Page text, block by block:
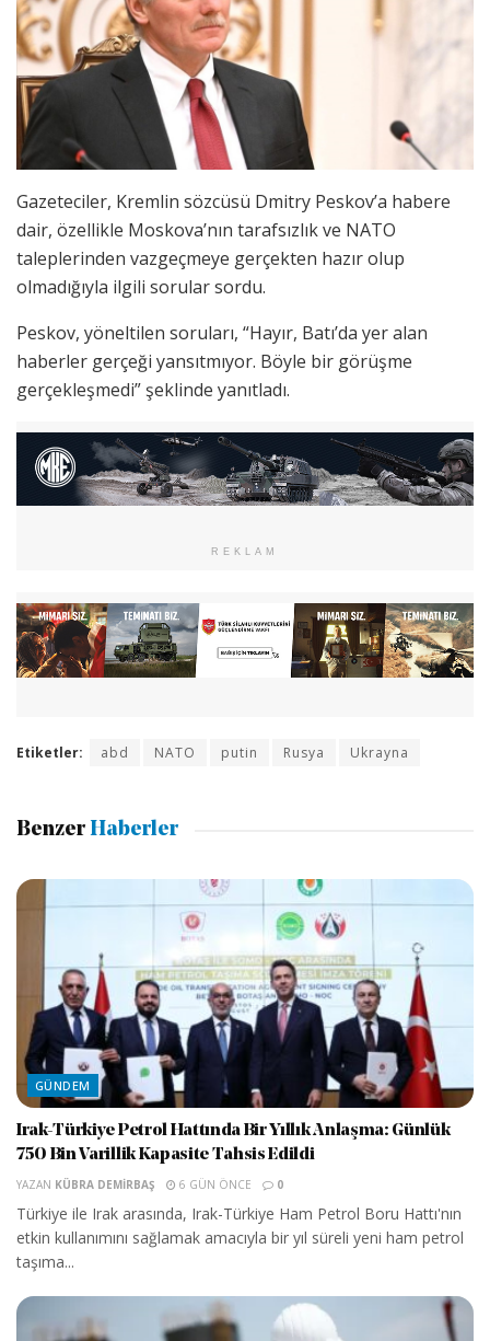
Gazeteciler, Kremlin sözcüsü Dmitry Peskov’a habere
dair, özellikle Moskova’nın tarafsızlık ve NATO
taleplerinden vazgeçmeye gerçekten hazır olup
olmadığıyla ilgili sorular sordu.
Peskov, yöneltilen soruları, “Hayır, Batı’da yer alan
haberler gerçeği yansıtmıyor. Böyle bir görüşme
gerçekleşmedi” şeklinde yanıtladı.
REKLAM
Etiketler: abd NATO putin Rusya Ukrayna
Benzer Haberler
GÜNDEM
Irak-Türkiye Petrol Hattında Bir Yıllık Anlaşma: Günlük
750 Bin Varillik Kapasite Tahsis Edildi
YAZAN KÜBRA DEMIRBAŞ 6 GÜN ÖNCE 0
Türkiye ile Irak arasında, Irak-Türkiye Ham Petrol Boru Hattı'nın
etkin kullanımını sağlamak amacıyla bir yıl süreli yeni ham petrol
taşıma...